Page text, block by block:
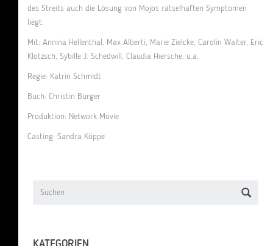
des Streits auch die Lösung von Mojos rätselhaften Symptomen
liegt.
Mit: Annina Hellenthal, Max Alberti, Marie Zielcke, Carolin Walter, Eric
Klotzsch, Sybille J. Schedwill, Claudia Hiersche, u.a.
Regie: Katrin Schmidt
Buch: Christin Burger
Produktion: Network Movie
Casting: Sandra Köppe